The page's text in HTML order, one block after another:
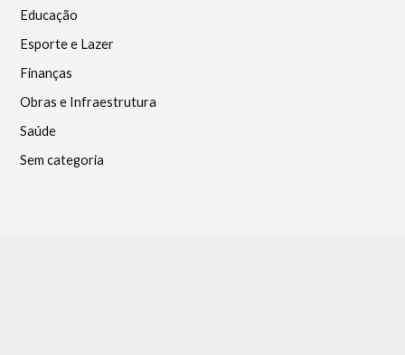
Educação
Esporte e Lazer
Finanças
Obras e Infraestrutura
Saúde
Sem categoria